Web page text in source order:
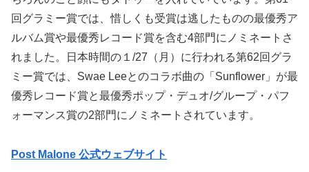
回グラミー賞では、惜しくも受賞は逃したものの最優秀ア
ルバム賞や最優秀レコード賞を含む4部門にノミネートさ
れました。日本時間の１/27（月）に行われる第62回グラ
ミー賞では、Swae Leeとのコラボ曲の「Sunflower」が最
優秀レコード賞と最優秀ポップ・デュオ/グループ・パフ
ォーマンス賞の2部門にノミネートされています。
Post Malone 公式ウェブサイト